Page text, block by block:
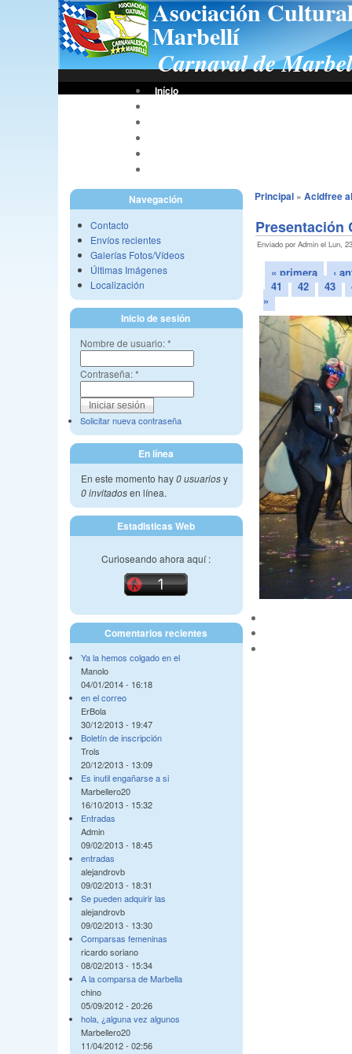
Asociación
Marbellí
Carnaval de
Início
Navegación
Contacto
Envíos recientes
Galerías Fotos/Vídeos
Últimas Imágenes
Localización
Inicio de sesión
Nombre de usuario:*
Contraseña:*
Solicitar nueva contraseña
En línea
En este momento hay0 usuariosy
0 invitadosen línea.
Estadisticas Web
Curioseando ahora aquí :
Comentarios recientes
Ya la hemos colgado en el
Manolo
04/01/2014 - 16:18
en el correo
ErBola
30/12/2013 - 19:47
Boletín de inscripción
Trols
20/12/2013 - 13:09
Es inutil engañarse a si
Marbellero20
16/10/2013 - 15:32
Entradas
Admin
09/02/2013 - 18:45
entradas
alejandrovb
09/02/2013 - 18:31
Se pueden adquirir las
alejandrovb
09/02/2013 - 13:30
Comparsas femeninas
ricardo soriano
08/02/2013 - 15:34
A la comparsa de Marbella
chino
05/09/2012 - 20:26
hola, ¿alguna vez algunos
Marbellero20
11/04/2012 - 02:56
Principal» Acidfree
Presentación
Enviado por Admin el Lun,
« primera
‹
41
42 43
»